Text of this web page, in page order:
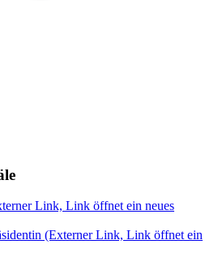
Link, Link öffnet ein neues
(Externer Link, Link öffnet ein